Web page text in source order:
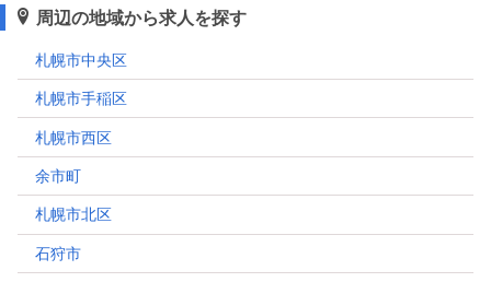
周辺の地域から求人を探す
札幌市中央区
札幌市手稲区
札幌市西区
余市町
札幌市北区
石狩市